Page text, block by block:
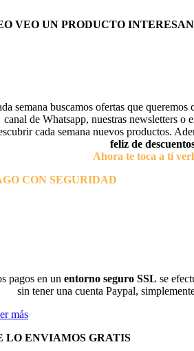
VEO UN PRODUCTO
semana buscamos ofertas que
canal de Whatsapp, nuestras newsletters o
cada semana nuevos productos.
feliz de
Ahora te toca a tí
CON SEGURIDAD
pagos en un entorno seguro SSL se
sin tener una cuenta Paypal,
más
LO ENVIAMOS GRATIS